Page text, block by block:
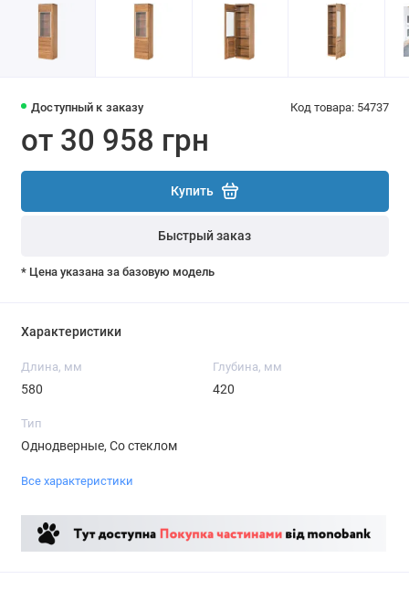
Доступный к заказу Код товара: 54737
от 30 958 грн
Купить
Быстрый заказ
* Цена указана за базовую модель
Характеристики
Длина, мм
580
Глубина, мм
420
Тип
Однодверные, Со стеклом
Все характеристики